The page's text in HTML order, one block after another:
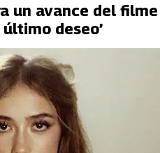
un avance del filme
deseo’